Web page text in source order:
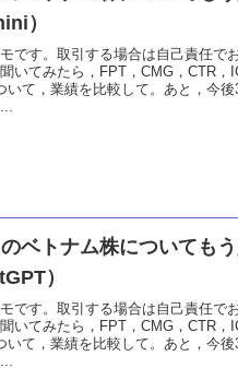
）
です。取引する場合は自己責任で
いてみたら，FPT，CMG，CTR，
いて，業績を比較して。あと，今
ベトナム株についても
）
です。取引する場合は自己責任で
いてみたら，FPT，CMG，CTR，
いて，業績を比較して。あと，今